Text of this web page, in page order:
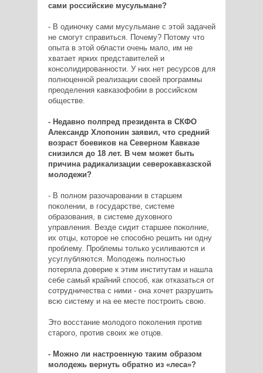
сами российские мусульмане?
- В одиночку сами мусульмане с этой задачей
не смогут справиться. Почему? Потому что
опыта в этой области очень мало, им не
хватает ярких представителей и
консолидированности. У них нет ресурсов для
полноценной реализации своей программы
преоделения кавказофобии в российском
обществе.
- Недавно полпред президента в СКФО
Александр Хлопонин заявил, что средний
возраст боевиков на Северном Кавказе
снизился до 18 лет. В чем может быть
причина радикализации северокавказской
молодежи?
- В полном разочаровании в старшем
поколении, в государстве, системе
образования, в системе духовного
управления. Везде сидит старшее поколние,
их отцы, которое не способно решить ни одну
проблему. Проблемы только усиливаются и
усуглубляются. Молодежь полностью
потеряла доверие к этим институтам и нашла
себе самый крайний способ, как отказаться от
сотрудничества с ними - она хочет разрушить
всю систему и на ее месте построить свою.
Это восстание молодого поколения против
старого, против своих же отцов.
- Можно ли настроенную таким образом
молодежь вернуть обратно из «леса»?